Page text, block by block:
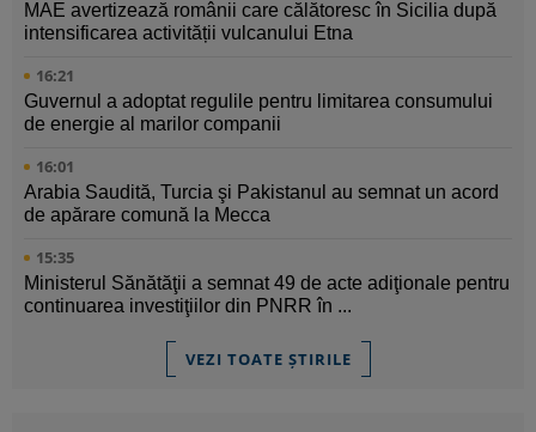
MAE avertizează românii care călătoresc în Sicilia după
intensificarea activității vulcanului Etna
16:21
Guvernul a adoptat regulile pentru limitarea consumului
de energie al marilor companii
16:01
Arabia Saudită, Turcia şi Pakistanul au semnat un acord
de apărare comună la Mecca
15:35
Ministerul Sănătăţii a semnat 49 de acte adiţionale pentru
continuarea investiţiilor din PNRR în ...
VEZI TOATE ȘTIRILE